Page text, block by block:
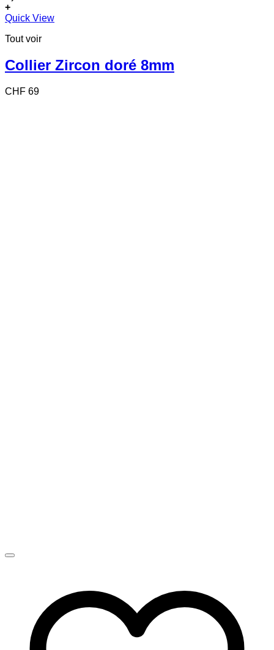
+
Quick View
Tout voir
Collier Zircon doré 8mm
CHF 69